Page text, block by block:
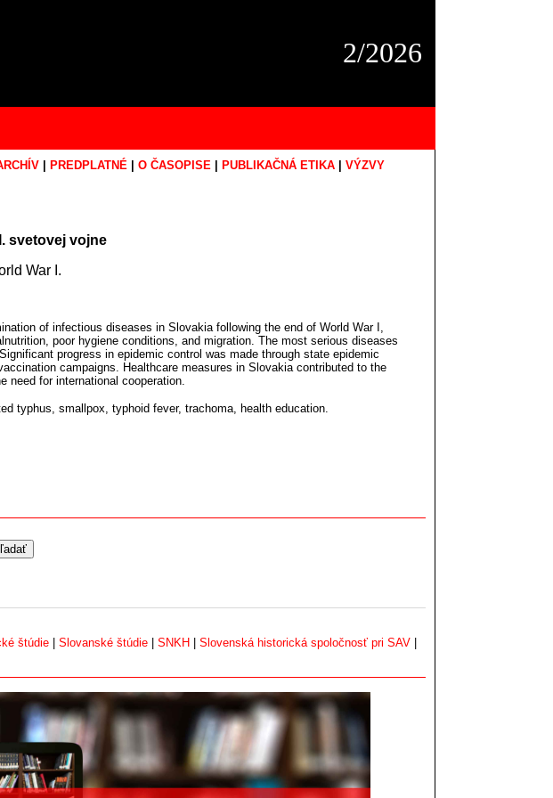
2/2026
PREDPLATNÉ O ČASOPISE PUBLIKAČNÁ ETIKA VÝZVY
svetovej vojne
War I.
of infectious diseases in Slovakia following the end of World War I,
poor hygiene conditions, and migration. The most serious diseases
progress in epidemic control was made through state epidemic
campaigns. Healthcare measures in Slovakia contributed to the
need for international cooperation.
typhus, smallpox, typhoid fever, trachoma, health education.
štúdie Slovanské štúdie SNKH Slovenská historická spoločnosť pri SAV